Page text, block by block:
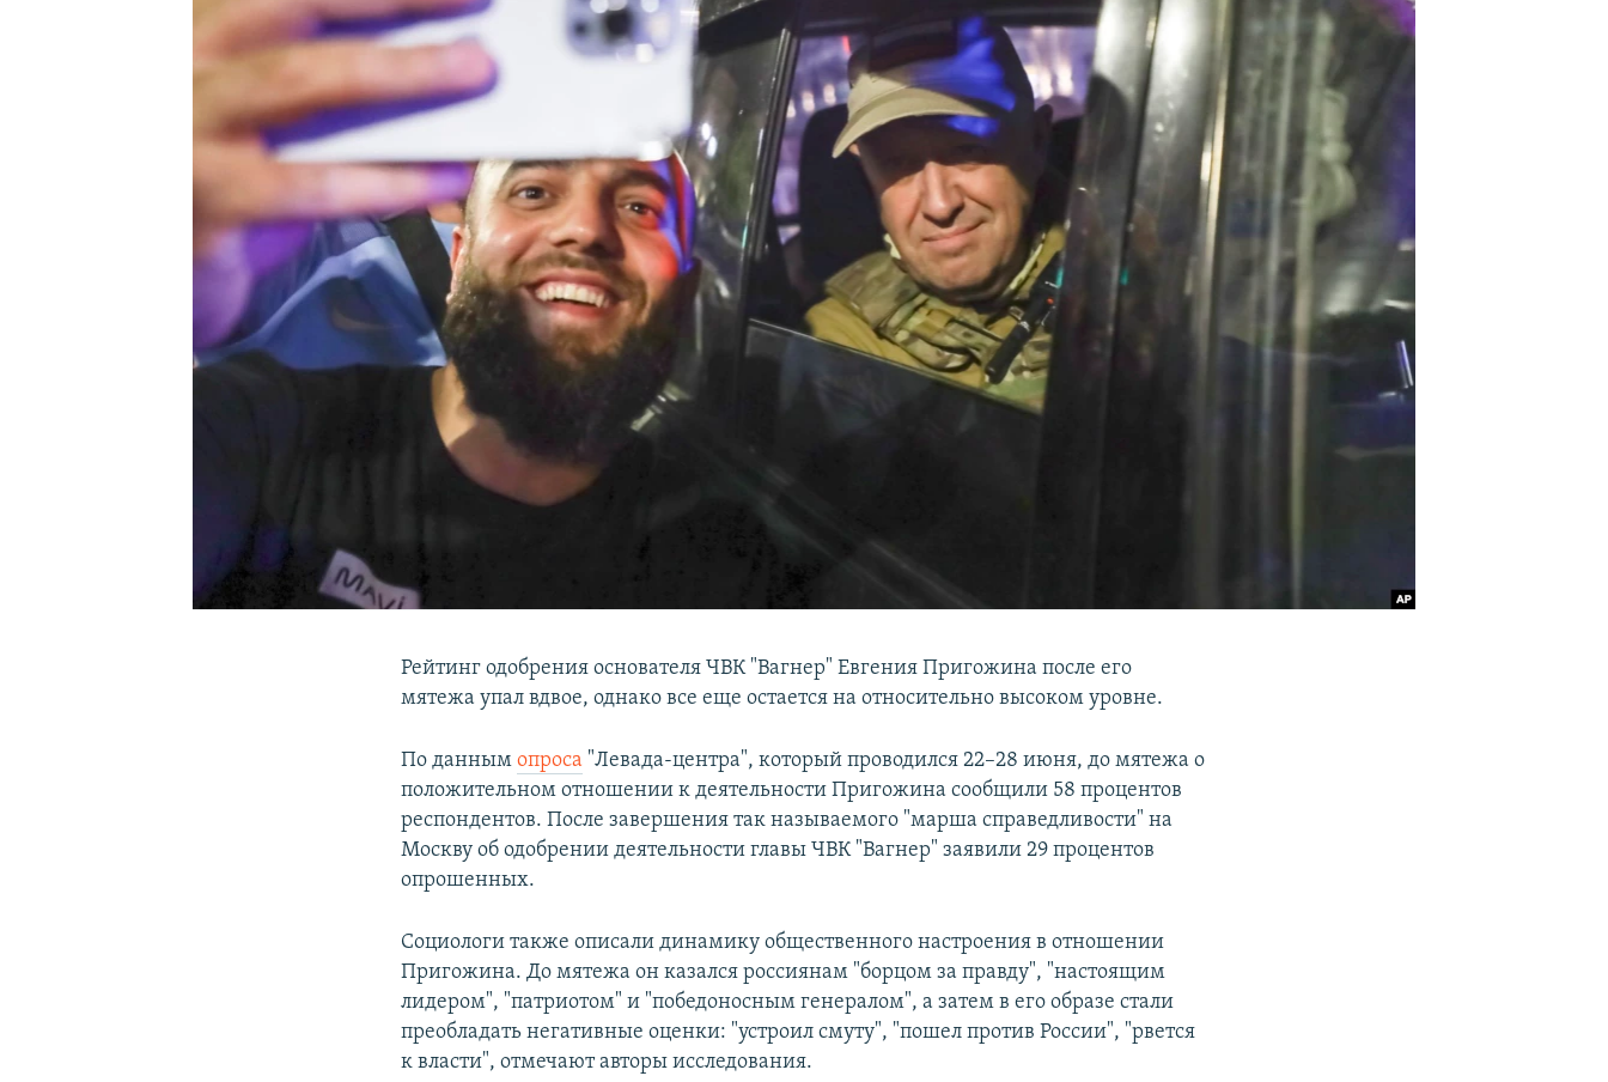
Рейтинг одобрения основателя ЧВК "Вагнер" Евгения Пригожина после его
мятежа упал вдвое, однако все еще остается на относительно высоком уровне.
По даннымопроса "Левада-центра", который проводился 22–28 июня, до мятежа о
положительном отношении к деятельности Пригожина сообщили 58 процентов
респондентов. После завершения так называемого "марша справедливости" на
Москву об одобрении деятельности главы ЧВК "Вагнер" заявили 29 процентов
опрошенных.
Социологи также описали динамику общественного настроения в отношении
Пригожина. До мятежа он казался россиянам "борцом за правду", "настоящим
лидером", "патриотом" и "победоносным генералом", а затем в его образе стали
преобладать негативные оценки: "устроил смуту", "пошел против России", "рвется
к власти", отмечают авторы исследования.